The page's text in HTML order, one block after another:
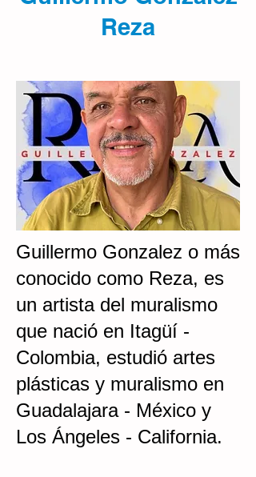
Reza
Guillermo Gonzalez o más
conocido como Reza, es
un artista del muralismo
que nació en Itagüí -
Colombia, estudió artes
plásticas y muralismo en
Guadalajara - México y
Los Ángeles - California.